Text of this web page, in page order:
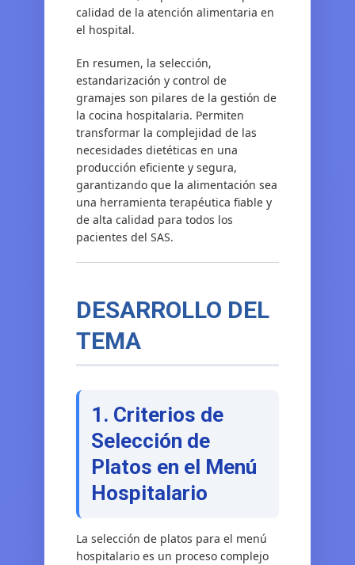
calidad de la atención alimentaria en
el hospital.
En resumen, la selección,
estandarización y control de
gramajes son pilares de la gestión de
la cocina hospitalaria. Permiten
transformar la complejidad de las
necesidades dietéticas en una
producción eficiente y segura,
garantizando que la alimentación sea
una herramienta terapéutica fiable y
de alta calidad para todos los
pacientes del SAS.
DESARROLLO DEL
TEMA
1. Criterios de
Selección de
Platos en el Menú
Hospitalario
La selección de platos para el menú
hospitalario es un proceso complejo